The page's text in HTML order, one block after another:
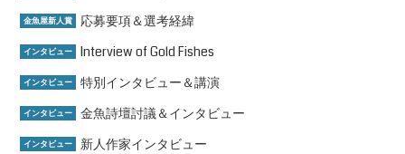
金魚屋新人賞 応募要項＆選考経緯
インタビュー Interview of Gold Fishes
インタビュー 特別インタビュー＆講演
インタビュー 金魚詩壇討議＆インタビュー
インタビュー 新人作家インタビュー